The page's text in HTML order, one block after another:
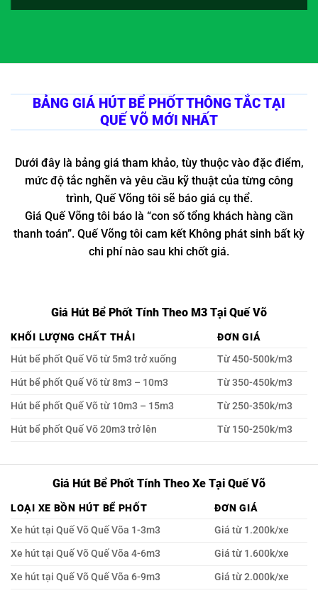
BẢNG GIÁ HÚT BỂ PHỐT THÔNG TẮC TẠI
QUẾ VÕ MỚI NHẤT
Dưới đây là bảng giá tham khảo, tùy thuộc vào đặc điểm,
mức độ tắc nghẽn và yêu cầu kỹ thuật của từng công
trình, Quế Võng tôi sẽ báo giá cụ thể.
Giá Quế Võng tôi báo là “con số tổng khách hàng cần
thanh toán”. Quế Võng tôi cam kết Không phát sinh bất kỳ
chi phí nào sau khi chốt giá.
Giá Hút Bể Phốt Tính Theo M3 Tại Quế Võ
KHỐI LƯỢNG CHẤT THẢI
ĐƠN GIÁ
Hút bể phốt Quế Võ từ 5m3 trở xuống
Từ 450-500k/m3
Hút bể phốt Quế Võ từ 8m3 – 10m3
Từ 350-450k/m3
Hút bể phốt Quế Võ từ 10m3 – 15m3
Từ 250-350k/m3
Hút bể phốt Quế Võ 20m3 trở lên
Từ 150-250k/m3
Giá Hút Bể Phốt Tính Theo Xe Tại Quế Võ
LOẠI XE BỒN HÚT BỂ PHỐT
ĐƠN GIÁ
Xe hút tại Quế Võ Quế Võa 1-3m3
Giá từ 1.200k/xe
Xe hút tại Quế Võ Quế Võa 4-6m3
Giá từ 1.600k/xe
Xe hút tại Quế Võ Quế Võa 6-9m3
Giá từ 2.000k/xe